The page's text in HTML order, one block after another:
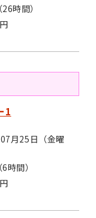
時間）
1
月25日（金曜
時間）